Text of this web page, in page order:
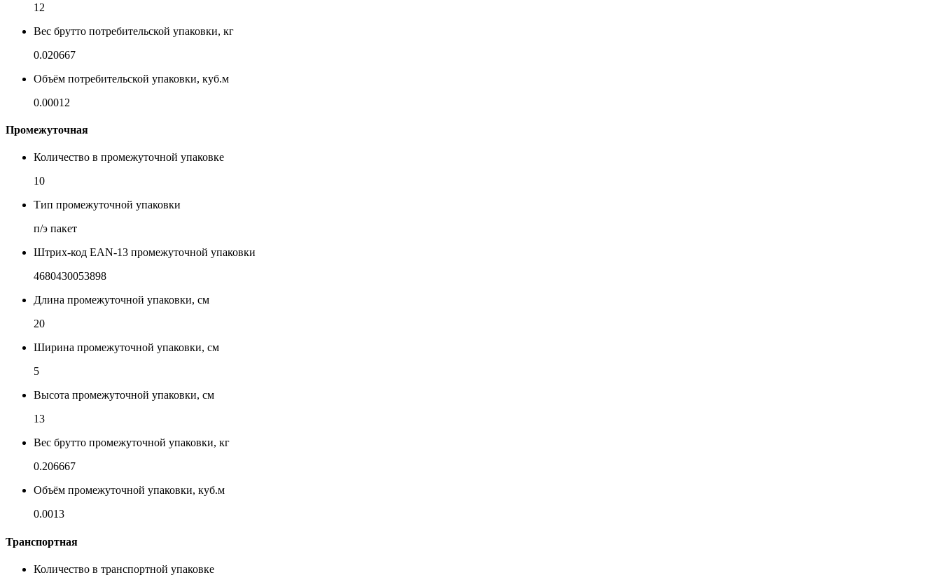
12
Вес брутто потребительской упаковки, кг
0.020667
Объём потребительской упаковки, куб.м
0.00012
Промежуточная
Количество в промежуточной упаковке
10
Тип промежуточной упаковки
п/э пакет
Штрих-код EAN-13 промежуточной упаковки
4680430053898
Длина промежуточной упаковки, см
20
Ширина промежуточной упаковки, см
5
Высота промежуточной упаковки, см
13
Вес брутто промежуточной упаковки, кг
0.206667
Объём промежуточной упаковки, куб.м
0.0013
Транспортная
Количество в транспортной упаковке